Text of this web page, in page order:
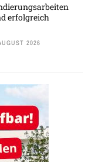
erfolgreich
2026